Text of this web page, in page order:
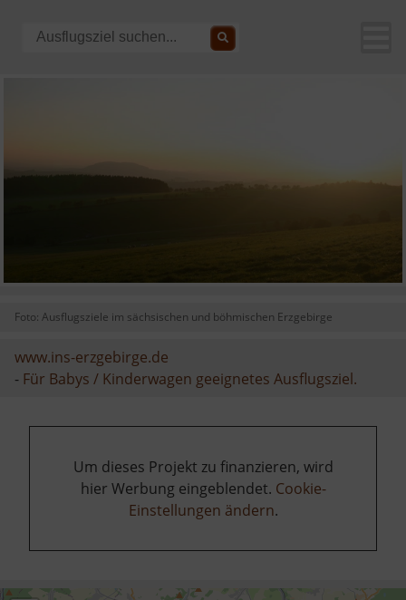
Foto: Ausflugsziele im sächsischen und böhmischen Erzgebirge
www.ins-erzgebirge.de
- Für Babys / Kinderwagen geeignetes Ausflugsziel.
Um dieses Projekt zu finanzieren, wird
hier Werbung eingeblendet. Cookie-
Einstellungen ändern.